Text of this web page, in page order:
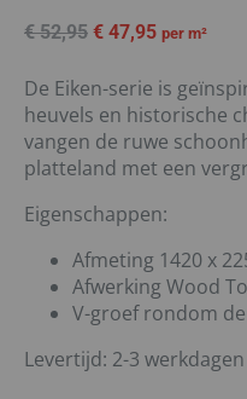
€52,95 € 47,95 per m²
De Eiken-serie is
heuvels en historische
vangen de ruwe
platteland met een
Eigenschappen:
Afmeting 1420 x
Afwerking Wood
V-groef rondom
Levertijd: 2-3 werkdagen